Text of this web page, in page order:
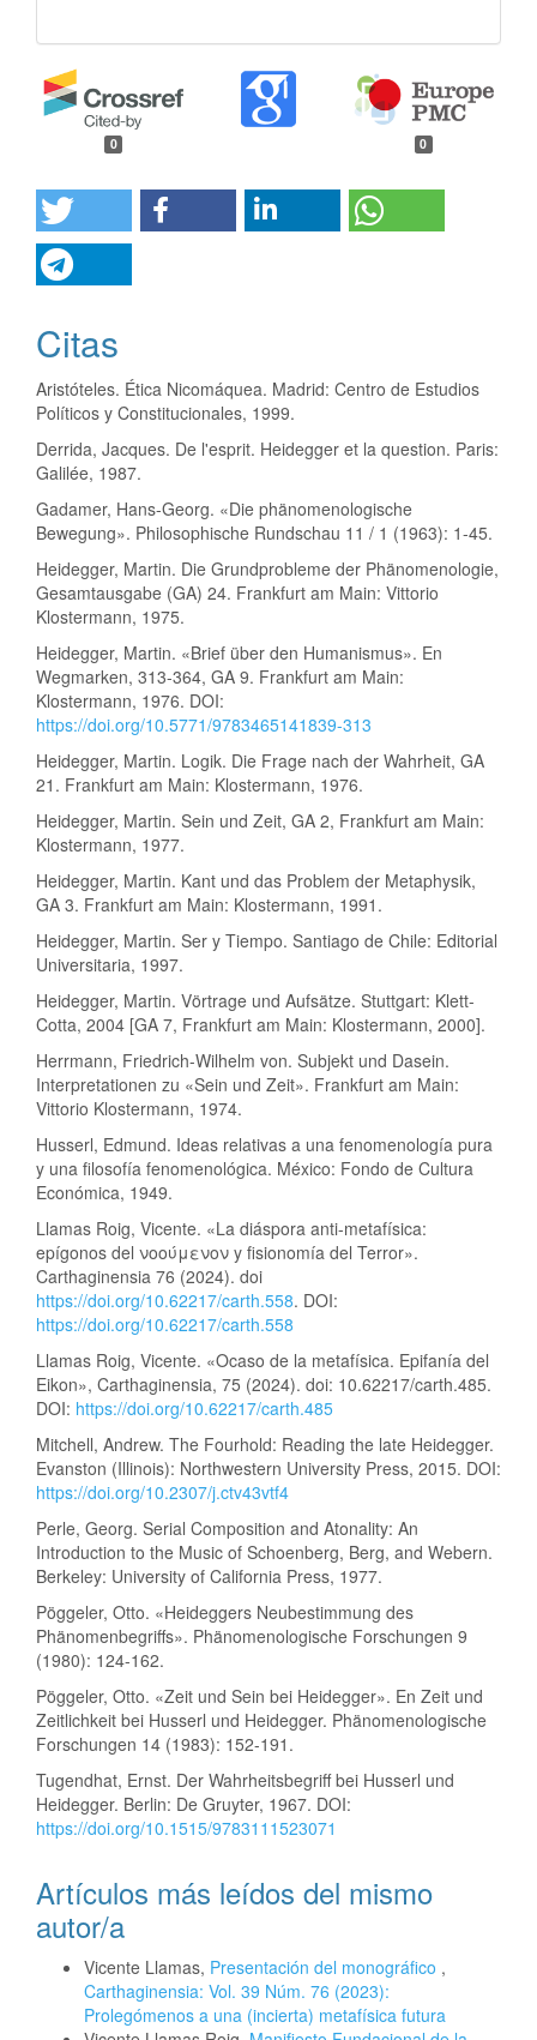
0 0
Citas
Aristóteles. Ética Nicomáquea. Madrid: Centro de Estudios
Políticos y Constitucionales, 1999.
Derrida, Jacques. De l'esprit. Heidegger et la question. Paris:
Galilée, 1987.
Gadamer, Hans-Georg. «Die phänomenologische
Bewegung». Philosophische Rundschau 11 / 1 (1963): 1-45.
Heidegger, Martin. Die Grundprobleme der Phänomenologie,
Gesamtausgabe (GA) 24. Frankfurt am Main: Vittorio
Klostermann, 1975.
Heidegger, Martin. «Brief über den Humanismus». En
Wegmarken, 313-364, GA 9. Frankfurt am Main:
Klostermann, 1976. DOI:
https://doi.org/10.5771/9783465141839-313
Heidegger, Martin. Logik. Die Frage nach der Wahrheit, GA
21. Frankfurt am Main: Klostermann, 1976.
Heidegger, Martin. Sein und Zeit, GA 2, Frankfurt am Main:
Klostermann, 1977.
Heidegger, Martin. Kant und das Problem der Metaphysik,
GA 3. Frankfurt am Main: Klostermann, 1991.
Heidegger, Martin. Ser y Tiempo. Santiago de Chile: Editorial
Universitaria, 1997.
Heidegger, Martin. Vörtrage und Aufsätze. Stuttgart: Klett-
Cotta, 2004 [GA 7, Frankfurt am Main: Klostermann, 2000].
Herrmann, Friedrich-Wilhelm von. Subjekt und Dasein.
Interpretationen zu «Sein und Zeit». Frankfurt am Main:
Vittorio Klostermann, 1974.
Husserl, Edmund. Ideas relativas a una fenomenología pura
y una filosofía fenomenológica. México: Fondo de Cultura
Económica, 1949.
Llamas Roig, Vicente. «La diáspora anti-metafísica:
epígonos del νοούμενον y fisionomía del Terror».
Carthaginensia 76 (2024). doi
https://doi.org/10.62217/carth.558. DOI:
https://doi.org/10.62217/carth.558
Llamas Roig, Vicente. «Ocaso de la metafísica. Epifanía del
Eikon», Carthaginensia, 75 (2024). doi: 10.62217/carth.485.
DOI: https://doi.org/10.62217/carth.485
Mitchell, Andrew. The Fourhold: Reading the late Heidegger.
Evanston (Illinois): Northwestern University Press, 2015. DOI:
https://doi.org/10.2307/j.ctv43vtf4
Perle, Georg. Serial Composition and Atonality: An
Introduction to the Music of Schoenberg, Berg, and Webern.
Berkeley: University of California Press, 1977.
Pöggeler, Otto. «Heideggers Neubestimmung des
Phänomenbegriffs». Phänomenologische Forschungen 9
(1980): 124-162.
Pöggeler, Otto. «Zeit und Sein bei Heidegger». En Zeit und
Zeitlichkeit bei Husserl und Heidegger. Phänomenologische
Forschungen 14 (1983): 152-191.
Tugendhat, Ernst. Der Wahrheitsbegriff bei Husserl und
Heidegger. Berlin: De Gruyter, 1967. DOI:
https://doi.org/10.1515/9783111523071
Artículos más leídos del mismo
autor/a
Vicente Llamas, Presentación del monográfico ,
Carthaginensia: Vol. 39 Núm. 76 (2023):
Prolegómenos a una (incierta) metafísica futura